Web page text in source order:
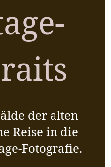
der alten
Reise in die
Fotografie.